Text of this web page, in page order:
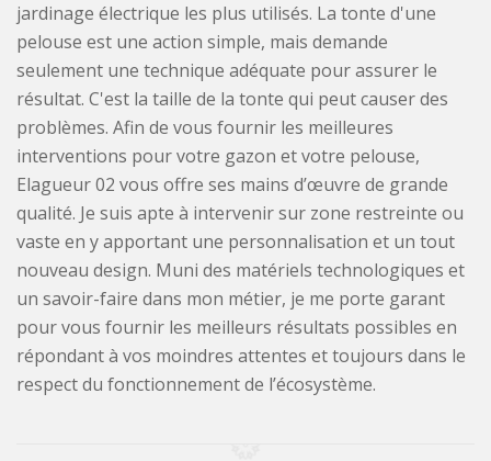
jardinage électrique les plus utilisés. La tonte d'une
pelouse est une action simple, mais demande
seulement une technique adéquate pour assurer le
résultat. C'est la taille de la tonte qui peut causer des
problèmes. Afin de vous fournir les meilleures
interventions pour votre gazon et votre pelouse,
Elagueur 02 vous offre ses mains d’œuvre de grande
qualité. Je suis apte à intervenir sur zone restreinte ou
vaste en y apportant une personnalisation et un tout
nouveau design. Muni des matériels technologiques et
un savoir-faire dans mon métier, je me porte garant
pour vous fournir les meilleurs résultats possibles en
répondant à vos moindres attentes et toujours dans le
respect du fonctionnement de l’écosystème.